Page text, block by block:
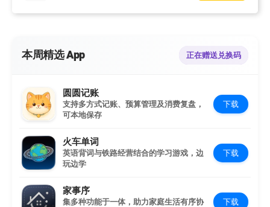
本周精选 App 正在赠送兑换码
圆圆记账
支持多方式记账、预算管理及消费复盘，
可本地保存
下载
火车单词
英语背词与铁路经营结合的学习游戏，边
玩边学
下载
家事序
集多种功能于一体，助力家庭生活有序协
下载